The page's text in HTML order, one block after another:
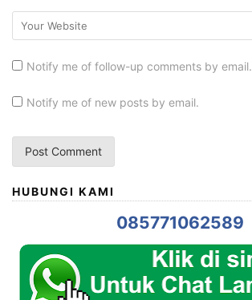
Notify me of follow-up comments by email.
Notify me of new posts by email.
HUBUNGI KAMI
085771062589